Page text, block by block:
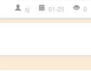
sj 01-25 0